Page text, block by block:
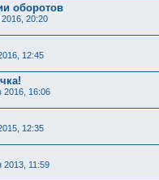
оборотов
20:20
12:45
2016, 16:06
12:35
2013, 11:59